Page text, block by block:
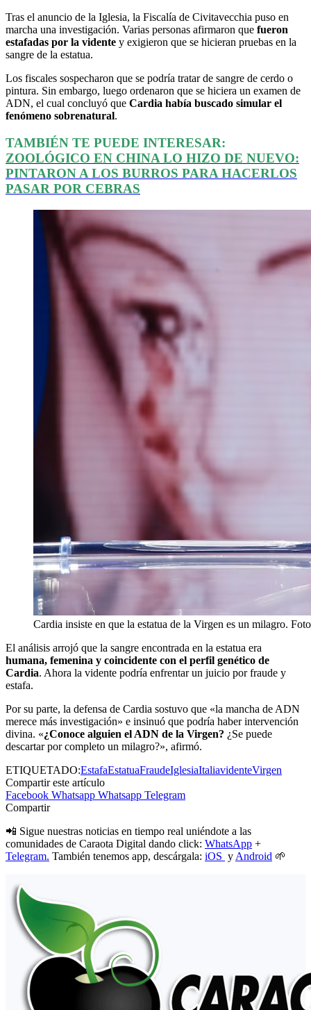
Tras el anuncio de la Iglesia, la Fiscalía de Civitavecchia puso en
marcha una investigación. Varias personas afirmaron que fueron
estafadas por la vidente y exigieron que se hicieran pruebas en la
sangre de la estatua.
Los fiscales sospecharon que se podría tratar de sangre de cerdo o
pintura. Sin embargo, luego ordenaron que se hiciera un examen de
ADN, el cual concluyó que Cardia había buscado simular el
fenómeno sobrenatural.
TAMBIÉN TE PUEDE INTERESAR:
ZOOLÓGICO EN CHINA LO HIZO DE NUEVO:
PINTARON A LOS BURROS PARA HACERLOS
PASAR POR CEBRAS
Cardia insiste en que la estatua de la Virgen es un milagro.
El análisis arrojó que la sangre encontrada en la estatua era
humana, femenina y coincidente con el perfil genético de
Cardia. Ahora la vidente podría enfrentar un juicio por fraude y
estafa.
Por su parte, la defensa de Cardia sostuvo que «la mancha de ADN
merece más investigación» e insinuó que podría haber intervención
divina. «¿Conoce alguien el ADN de la Virgen? ¿Se puede
descartar por completo un milagro?», afirmó.
ETIQUETADO:EstafaEstatuaFraudeIglesiaItaliavidenteVirgen
Compartir este artículo
Facebook Whatsapp Whatsapp Telegram
Compartir
📲 Sigue nuestras noticias en tiempo real uniéndote a las
comunidades de Caraota Digital dando click: WhatsApp +
Telegram. También tenemos app, descárgala: iOS y Android 🌱